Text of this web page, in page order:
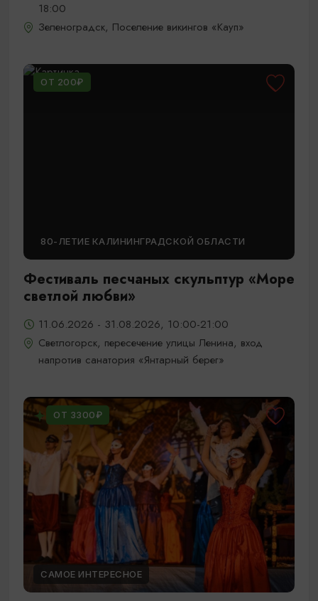
18:00
Зеленоградск, Поселение викингов «Кауп»
ОТ 200₽
80-ЛЕТИЕ КАЛИНИНГРАДСКОЙ ОБЛАСТИ
Фестиваль песчаных скульптур «Море
светлой любви»
11.06.2026 - 31.08.2026, 10:00-21:00
Светлогорск, пересечение улицы Ленина, вход
напротив санатория «Янтарный берег»
ОТ 3300₽
САМОЕ ИНТЕРЕСНОЕ